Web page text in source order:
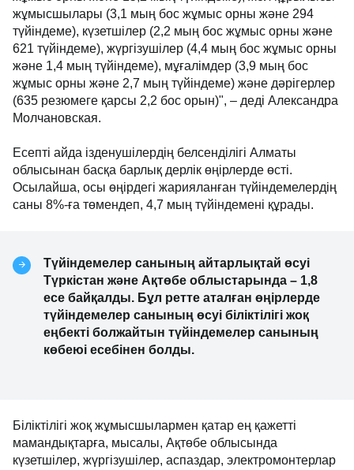
жұмысшылары (3,1 мың бос жұмыс орны және 294
түйіндеме), күзетшілер (2,2 мың бос жұмыс орны және
621 түйіндеме), жүргізушілер (4,4 мың бос жұмыс орны
және 1,4 мың түйіндеме), мұғалімдер (3,9 мың бос
жұмыс орны және 2,7 мың түйіндеме) және дәрігерлер
(635 резюмеге қарсы 2,2 бос орын)", – деді Александра
Молчановская.
Есепті айда ізденушілердің белсенділігі Алматы
облысынан басқа барлық дерлік өңірлерде өсті.
Осылайша, осы өңірдегі жарияланған түйіндемелердің
саны 8%-ға төмендеп, 4,7 мың түйіндемені құрады.
Түйіндемелер санының айтарлықтай өсуі
Түркістан және Ақтөбе облыстарында – 1,8
есе байқалды. Бұл ретте аталған өңірлерде
түйіндемелер санының өсуі біліктілігі жоқ
еңбекті болжайтын түйіндемелер санының
көбеюі есебінен болды.
Біліктілігі жоқ жұмысшылармен қатар ең қажетті
мамандықтарға, мысалы, Ақтөбе облысында
күзетшілер, жүргізушілер, аспаздар, электромонтерлар